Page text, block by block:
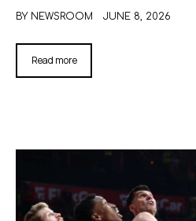
BY NEWSROOM JUNE 8, 2026
Read more